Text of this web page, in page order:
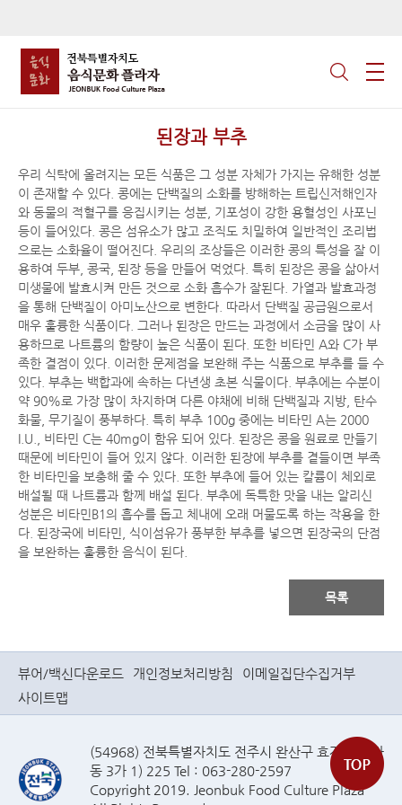
된장과 부추
우리 식탁에 올려지는 모든 식품은 그 성분 자체가 가지는 유해한 성분
이 존재할 수 있다. 콩에는 단백질의 소화를 방해하는 트립신저해인자
와 동물의 적혈구를 응집시키는 성분, 기포성이 강한 용혈성인 사포닌
등이 들어있다. 콩은 섬유소가 많고 조직도 치밀하여 일반적인 조리법
으로는 소화율이 떨어진다. 우리의 조상들은 이러한 콩의 특성을 잘 이
용하여 두부, 콩국, 된장 등을 만들어 먹었다. 특히 된장은 콩을 삶아서
미생물에 발효시켜 만든 것으로 소화 흡수가 잘된다. 가열과 발효과정
을 통해 단백질이 아미노산으로 변한다. 따라서 단백질 공급원으로서
매우 훌륭한 식품이다. 그러나 된장은 만드는 과정에서 소금을 많이 사
용하므로 나트륨의 함량이 높은 식품이 된다. 또한 비타민 A와 C가 부
족한 결점이 있다. 이러한 문제점을 보완해 주는 식품으로 부추를 들 수
있다. 부추는 백합과에 속하는 다년생 초본 식물이다. 부추에는 수분이
약 90%로 가장 많이 차지하며 다른 야채에 비해 단백질과 지방, 탄수
화물, 무기질이 풍부하다. 특히 부추 100g 중에는 비타민 A는 2000
I.U., 비타민 C는 40mg이 함유 되어 있다. 된장은 콩을 원료로 만들기
때문에 비타민이 들어 있지 않다. 이러한 된장에 부추를 곁들이면 부족
한 비타민을 보충해 줄 수 있다. 또한 부추에 들어 있는 칼륨이 체외로
배설될 때 나트륨과 함께 배설 된다. 부추에 독특한 맛을 내는 알리신
성분은 비타민B1의 흡수를 돕고 체내에 오래 머물도록 하는 작용을 한
다. 된장국에 비타민, 식이섬유가 풍부한 부추를 넣으면 된장국의 단점
을 보완하는 훌륭한 음식이 된다.
목록
뷰어/백신다운로드 개인정보처리방침
이메일집단수집거부
사이트맵
(54968) 전북특별자치도 전주시 완산구 효자로(효자
동 3가 1) 225 Tel : 063-280-2597
Copyright 2019. Jeonbuk Food Culture Plaza